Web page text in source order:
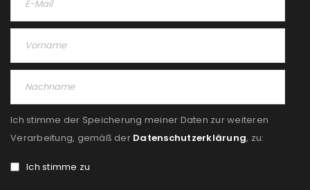
Ich stimme der Speicherung meiner Daten zur weiteren
Verarbeitung, gemäß der Datenschutzerklärung, zu:
Ich stimme zu